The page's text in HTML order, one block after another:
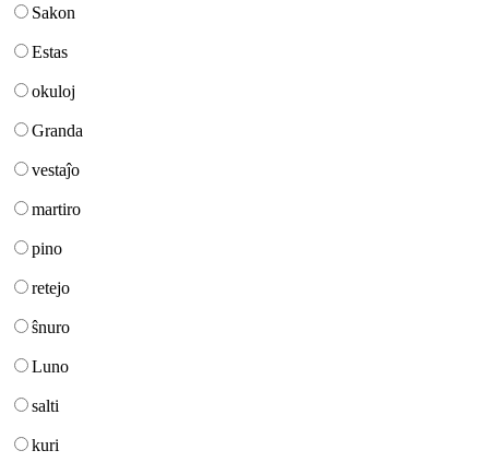
Sakon
Estas
okuloj
Granda
vestaĵo
martiro
pino
retejo
ŝnuro
Luno
salti
kuri